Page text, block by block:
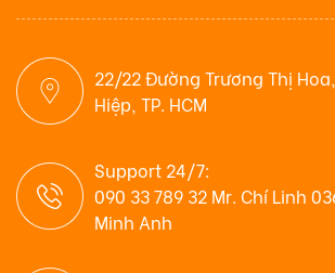
22/22 Đường Trương Thị
Hiệp, TP. HCM
Support 24/7:
090 33 789 32 Mr. Chí Linh
Minh Anh